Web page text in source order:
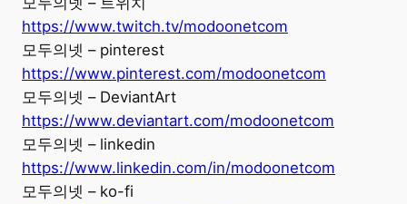
https://www.twitch.tv/modoonetcom
모두의넷 – pinterest
https://www.pinterest.com/modoonetcom
모두의넷 – DeviantArt
https://www.deviantart.com/modoonetcom
모두의넷 – linkedin
https://www.linkedin.com/in/modoonetcom
모두의넷 – ko-fi